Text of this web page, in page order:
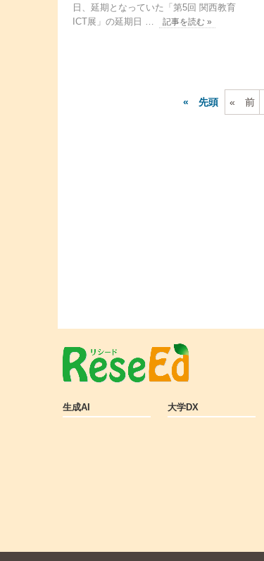
日、延期となっていた「第5回 関西教育
ICT展」の延期日 …
記事を読む »
先頭 前
生成AI 大学DX